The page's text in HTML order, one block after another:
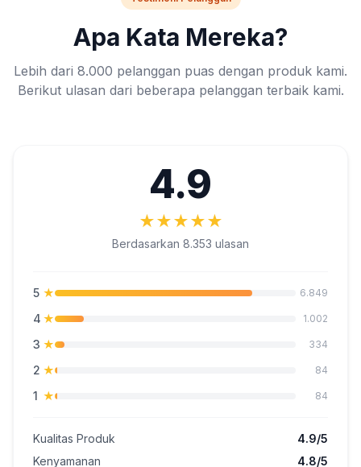
Apa Kata Mereka?
Lebih dari 8.000 pelanggan puas dengan produk kami.
Berikut ulasan dari beberapa pelanggan terbaik kami.
4.9
★★★★★
Berdasarkan 8.353 ulasan
5 ★ 6.849
4 ★ 1.002
3 ★ 334
2 ★ 84
1 ★ 84
Kualitas Produk
4.9/5
Kenyamanan
4.8/5